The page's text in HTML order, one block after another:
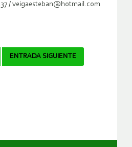
/ veigaesteban@hotmail.com
ENTRADA SIGUIENTE